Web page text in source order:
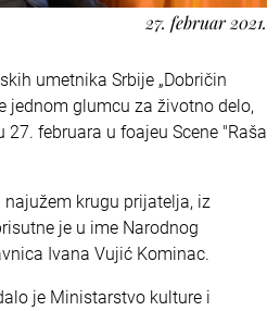
27. februar 2021.
umetnika Srbije „Dobričin
jednom glumcu za životno delo,
27. februara u foajeu Scene "Raša
krugu prijatelja, iz
je u ime Narodnog
Ivana Vujić Kominac.
je Ministarstvo kulture i